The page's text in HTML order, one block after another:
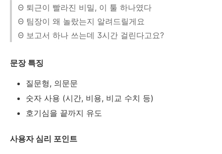
Θ 퇴근이 빨라진 비밀, 이 툴 하나였다
Θ 팀장이 왜 놀랐는지 알려드릴게요
Θ 보고서 하나 쓰는데 3시간 걸린다고요?
문장 특징
질문형, 의문문
숫자 사용 (시간, 비용, 비교 수치 등)
호기심을 끝까지 유도
사용자 심리 포인트